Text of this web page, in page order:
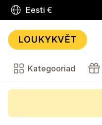
Eesti €
Kategooriad